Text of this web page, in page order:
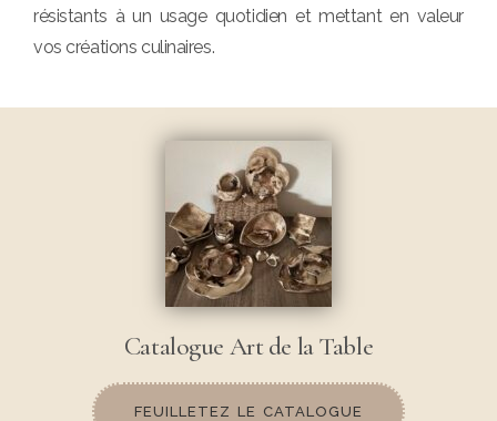
résistants à un usage quotidien et mettant en valeur
vos créations culinaires.
Catalogue Art de la Table
FEUILLETEZ LE CATALOGUE